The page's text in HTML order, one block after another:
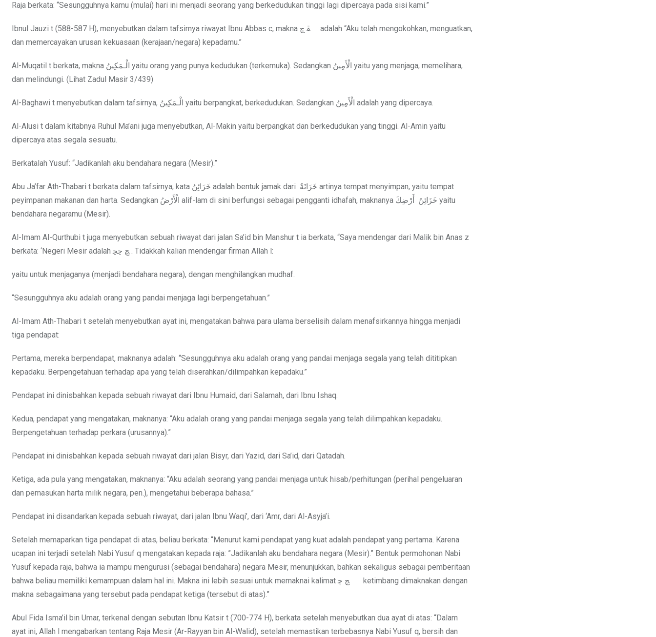
Raja berkata: “Sesungguhnya kamu (mulai) hari ini menjadi seorang yang berkedudukan tinggi lagi dipercaya pada sisi kami.”
Ibnul Jauzi t (588-587 H), menyebutkan dalam tafsirnya riwayat Ibnu Abbas c, makna ﭱ ﭲ adalah “Aku telah mengokohkan, menguatkan,
dan memercayakan urusan kekuasaan (kerajaan/negara) kepadamu.”
Al-Muqatil t berkata, makna الْـمَكِينُ yaitu orang yang punya kedudukan (terkemuka). Sedangkan الْأَمِينُ yaitu yang menjaga, memelihara,
dan melindungi. (Lihat Zadul Masir 3/439)
Al-Baghawi t menyebutkan dalam tafsirnya, الْـمَكِينُ yaitu berpangkat, berkedudukan. Sedangkan الْأَمِينُ adalah yang dipercaya.
Al-Alusi t dalam kitabnya Ruhul Ma’ani juga menyebutkan, Al-Makin yaitu berpangkat dan berkedudukan yang tinggi. Al-Amin yaitu
dipercaya atas segala sesuatu.
Berkatalah Yusuf: “Jadikanlah aku bendahara negara (Mesir).”
Abu Ja’far Ath-Thabari t berkata dalam tafsirnya, kata خَزَائِنُ adalah bentuk jamak dari خَزَانَةٌ artinya tempat menyimpan, yaitu tempat
peyimpanan makanan dan harta. Sedangkan الْأَرْضُ alif-lam di sini berfungsi sebagai pengganti idhafah, maknanya خَزَائِنُ أَرْضِكَ yaitu
bendahara negaramu (Mesir).
Al-Imam Al-Qurthubi t juga menyebutkan sebuah riwayat dari jalan Sa’id bin Manshur t ia berkata, “Saya mendengar dari Malik bin Anas z
berkata: ‘Negeri Mesir adalah ﭷ ﭸﭹ . Tidakkah kalian mendengar firman Allah l:
yaitu untuk menjaganya (menjadi bendahara negara), dengan menghilangkan mudhaf.
“Sesungguhnya aku adalah orang yang pandai menjaga lagi berpengetahuan.”
Al-Imam Ath-Thabari t setelah menyebutkan ayat ini, mengatakan bahwa para ulama berselisih dalam menafsirkannya hingga menjadi
tiga pendapat:
Pertama, mereka berpendapat, maknanya adalah: “Sesungguhnya aku adalah orang yang pandai menjaga segala yang telah dititipkan
kepadaku. Berpengetahuan terhadap apa yang telah diserahkan/dilimpahkan kepadaku.”
Pendapat ini dinisbahkan kepada sebuah riwayat dari Ibnu Humaid, dari Salamah, dari Ibnu Ishaq.
Kedua, pendapat yang mengatakan, maknanya: “Aku adalah orang yang pandai menjaga segala yang telah dilimpahkan kepadaku.
Berpengetahuan terhadap perkara (urusannya).”
Pendapat ini dinisbahkan kepada sebuah riwayat dari jalan Bisyr, dari Yazid, dari Sa’id, dari Qatadah.
Ketiga, ada pula yang mengatakan, maknanya: “Aku adalah seorang yang pandai menjaga untuk hisab/perhitungan (perihal pengeluaran
dan pemasukan harta milik negara, pen.), mengetahui beberapa bahasa.”
Pendapat ini disandarkan kepada sebuah riwayat, dari jalan Ibnu Waqi’, dari ‘Amr, dari Al-Asyja’i.
Setelah memaparkan tiga pendapat di atas, beliau berkata: “Menurut kami pendapat yang kuat adalah pendapat yang pertama. Karena
ucapan ini terjadi setelah Nabi Yusuf q mengatakan kepada raja: ”Jadikanlah aku bendahara negara (Mesir).” Bentuk permohonan Nabi
Yusuf kepada raja, bahwa ia mampu mengurusi (sebagai bendahara) negara Mesir, menunjukkan, bahkan sekaligus sebagai pemberitaan
bahwa beliau memiliki kemampuan dalam hal ini. Makna ini lebih sesuai untuk memaknai kalimat ﭻ ﭼ ketimbang dimaknakan dengan
makna sebagaimana yang tersebut pada pendapat ketiga (tersebut di atas).”
Abul Fida Isma’il bin Umar, terkenal dengan sebutan Ibnu Katsir t (700-774 H), berkata setelah menyebutkan dua ayat di atas: “Dalam
ayat ini, Allah l mengabarkan tentang Raja Mesir (Ar-Rayyan bin Al-Walid), setelah memastikan terbebasnya Nabi Yusuf q, bersih dan